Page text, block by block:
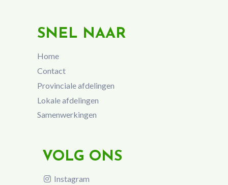
SNEL NAAR
Home
Contact
Provinciale afdelingen
Lokale afdelingen
Samenwerkingen
VOLG ONS
Instagram